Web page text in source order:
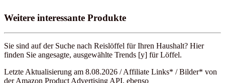
Weitere interessante Produkte
Sie sind auf der Suche nach Reislöffel für Ihren Haushalt? Hier
finden Sie angesagte, ausgewählte Trends [y] für Löffel.
Letzte Aktualisierung am 8.08.2026 / Affiliate Links* / Bilder* von
der Amazon Product Advertising API, ebenso